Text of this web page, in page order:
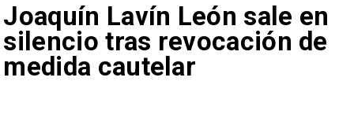
Joaquín Lavín León sale en
silencio tras revocación de
medida cautelar